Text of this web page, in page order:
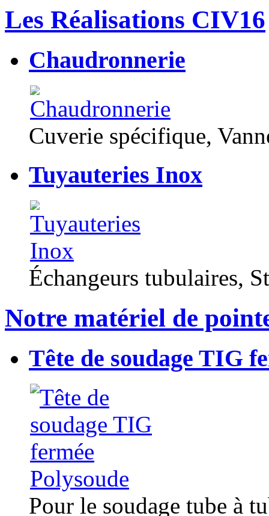
Les Réalisations CIV16
Chaudronnerie
Cuverie spécifique,
Tuyauteries Inox
Échangeurs tubulaires,
Notre matériel de
Tête de soudage TIG
Pour le soudage tube à